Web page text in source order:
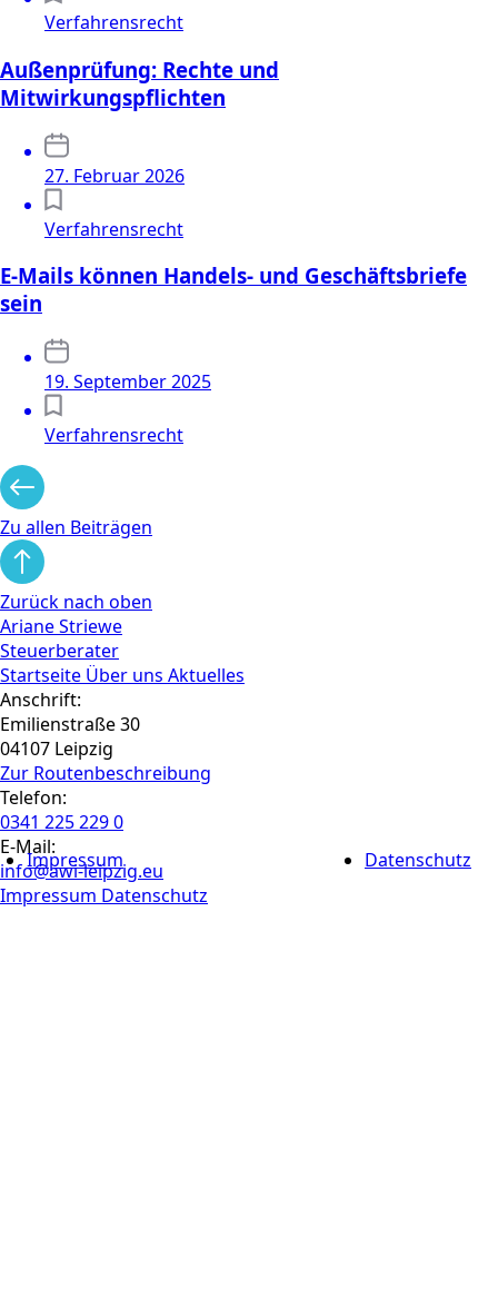
Impressum Datenschutz
Verfahrensrecht
Außenprüfung: Rechte und
Mitwirkungspflichten
27. Februar 2026
Verfahrensrecht
E-Mails können Handels- und Geschäftsbriefe
sein
19. September 2025
Verfahrensrecht
Zu allen Beiträgen
Zurück nach oben
Ariane Striewe
Steuerberater
Startseite Über uns Aktuelles
Anschrift:
Emilienstraße 30
04107 Leipzig
Zur Routen­beschreibung
Telefon:
0341 225 229 0
E-Mail:
info@awi-leipzig.eu
Impressum Datenschutz